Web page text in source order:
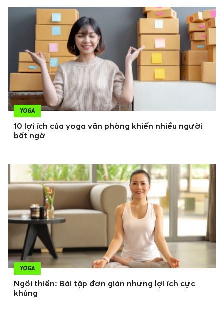
YOGA
10 lợi ích của yoga văn phòng khiến nhiều người
bất ngờ
YOGA
Ngồi thiền: Bài tập đơn giản nhưng lợi ích cực
khủng